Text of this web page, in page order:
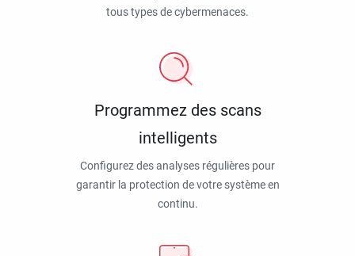
tous types de cybermenaces.
Programmez des scans
intelligents
Configurez des analyses régulières pour
garantir la protection de votre système en
continu.